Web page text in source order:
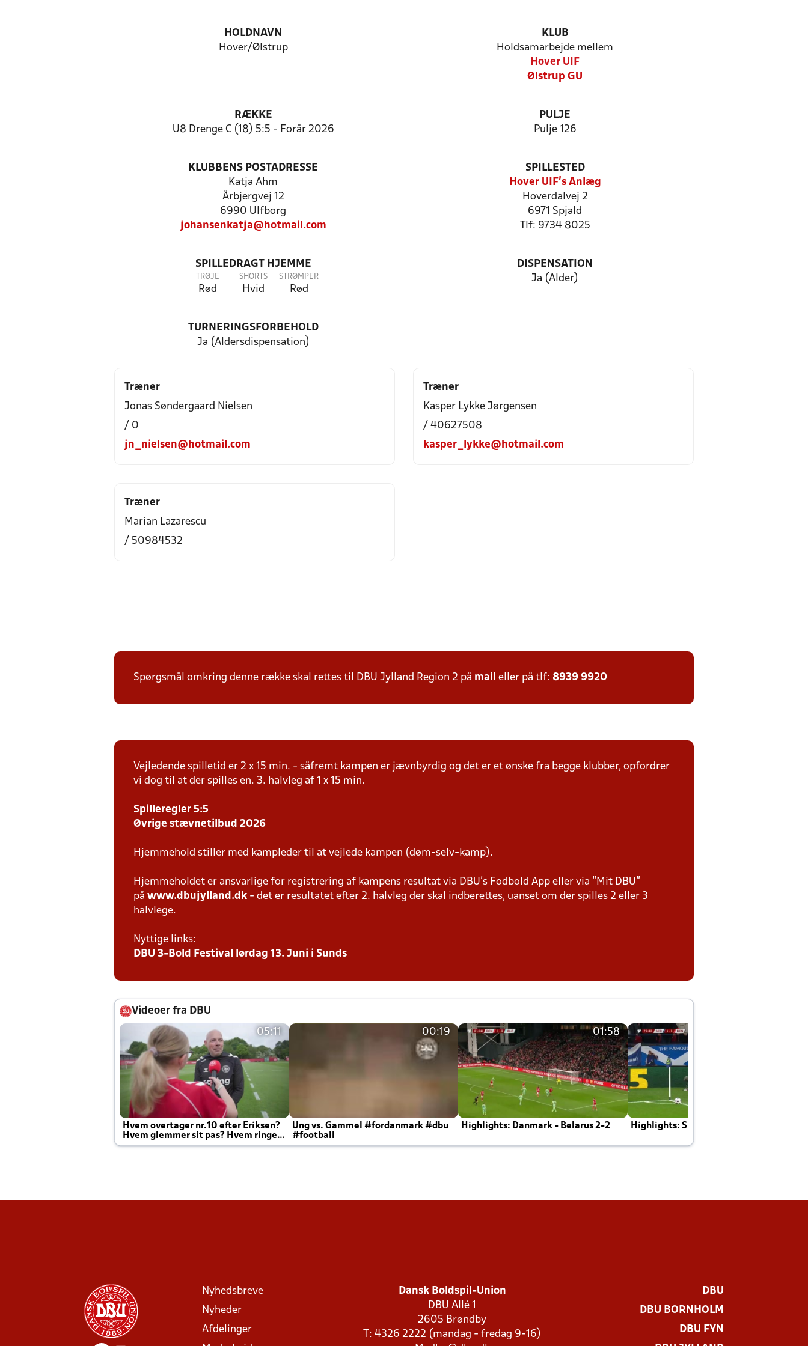
HOLDNAVN
Hover/Ølstrup
KLUB
Holdsamarbejde mellem
Hover UIF
Ølstrup GU
RÆKKE
U8 Drenge C (18) 5:5 - Forår 2026
PULJE
Pulje 126
KLUBBENS POSTADRESSE
Katja Ahm
Årbjergvej 12
6990 Ulfborg
johansenkatja@hotmail.com
SPILLESTED
Hover UIF's Anlæg
Hoverdalvej 2
6971 Spjald
Tlf: 9734 8025
SPILLEDRAGT HJEMME
TRØJE
Rød
SHORTS
Hvid
STRØMPER
Rød
DISPENSATION
Ja (Alder)
TURNERINGSFORBEHOLD
Ja (Aldersdispensation)
Træner
Jonas Søndergaard Nielsen
/ 0
jn_nielsen@hotmail.com
Træner
Kasper Lykke Jørgensen
/ 40627508
kasper_lykke@hotmail.com
Træner
Marian Lazarescu
/ 50984532
Spørgsmål omkring denne række skal rettes til DBU Jylland Region 2 på mail eller på tlf: 8939 9920
Vejledende spilletid er 2 x 15 min. - såfremt kampen er jævnbyrdig og det er et ønske fra begge klubber, opfordrer
vi dog til at der spilles en. 3. halvleg af 1 x 15 min.
Spilleregler 5:5
Øvrige stævnetilbud 2026
Hjemmehold stiller med kampleder til at vejlede kampen (døm-selv-kamp).
Hjemmeholdet er ansvarlige for registrering af kampens resultat via DBU’s Fodbold App eller via ”Mit DBU”
på www.dbujylland.dk - det er resultatet efter 2. halvleg der skal indberettes, uanset om der spilles 2 eller 3
halvlege.
Nyttige links:
DBU 3-Bold Festival lørdag 13. Juni i Sunds
Videoer fra DBU
05:11
Hvem overtager nr.10 efter Eriksen?
Hvem glemmer sit pas? Hvem ringer
Joachim altid til efter kampe?
00:19
Ung vs. Gammel #fordanmark #dbu
#football
01:58
Highlights: Danmark - Belarus 2-2 Highlights: Skotland - Danmark 4-2
Nyhedsbreve
Nyheder
Afdelinger
Dansk Boldspil-Union
DBU Allé 1
2605 Brøndby
T: 4326 2222 (mandag - fredag 9-16)
DBU
DBU BORNHOLM
DBU FYN